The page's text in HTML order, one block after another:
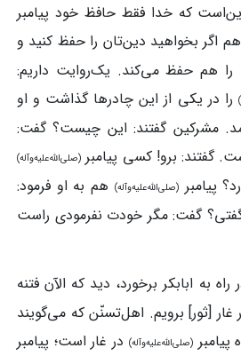
که خدا فقط حافظ خود پیامبر
اگر بخواهید دین‌تان را حفظ کنید و
را هم حفظ می‌کند. یک‌روایت داریم:
را در یکی از این چادرها گذاشت و او
مشرکین گفتند: این چیست؟ گفت:
گفتند: برو! کسی پیامبر (صلی‌الله‌علیه‌وآله)
پیامبر(صلی‌الله‌علیه‌وآله) هم به او فرمود:
گفت: مگر خودت نفرمودی راست
راه به ابابکر برخورد، دید که الآن فتنه
[ثور] برویم. اهل‌تسنّن که می‌گویند
پیامبر(صلی‌الله‌علیه‌وآله) در غار است؛ پیامبر